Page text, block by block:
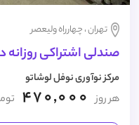
تهران ، چهارراه ولیعصر
صندلی اشتراکی روزانه
مرکز نوآوری نوفل لوشاتو
هر روز 470,000